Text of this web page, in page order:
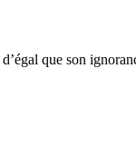
que son